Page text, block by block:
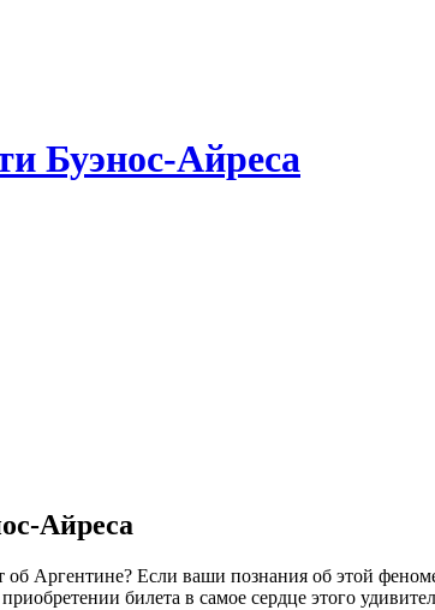
Буэнос-Айреса
Айреса
билета в самое сердце этого